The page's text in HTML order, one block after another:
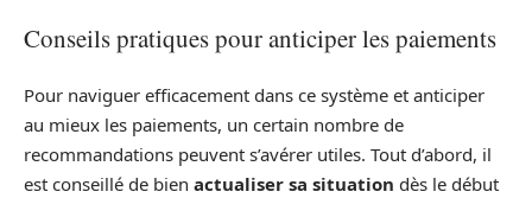
Conseils pratiques pour anticiper les paiements
Pour naviguer efficacement dans ce système et anticiper
au mieux les paiements, un certain nombre de
recommandations peuvent s’avérer utiles. Tout d’abord, il
est conseillé de bien actualiser sa situation dès le début